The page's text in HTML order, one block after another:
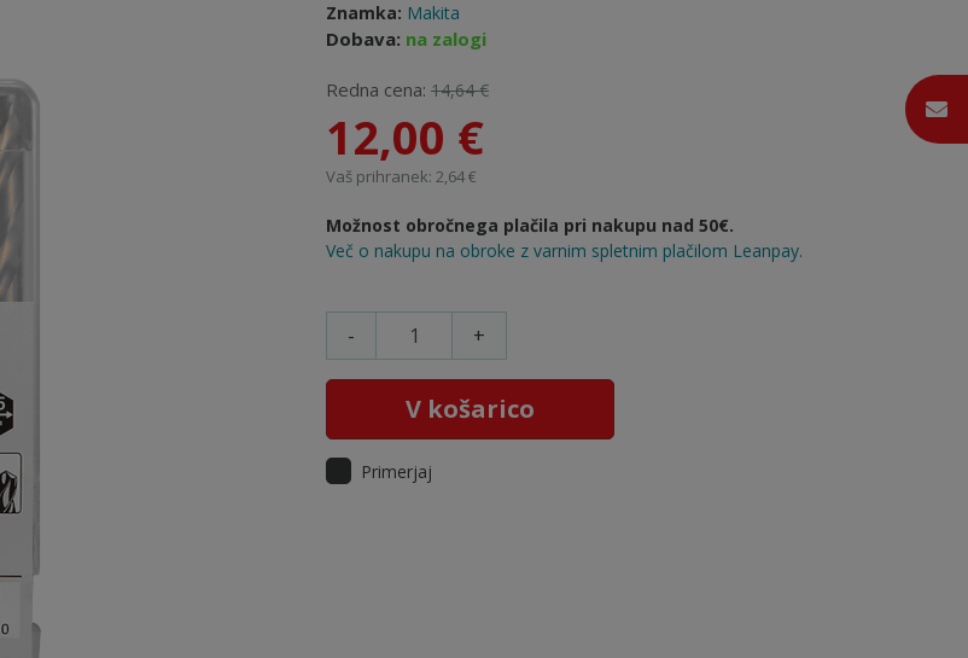
Znamka: Makita
Dobava: na zalogi
Redna cena: 14,64 €
12,00 €
Vaš prihranek: 2,64 €
Možnost obročnega plačila pri nakupu nad 50€.
Več o nakupu na obroke z varnim spletnim plačilom Leanpay.
- +
V košarico
Primerjaj